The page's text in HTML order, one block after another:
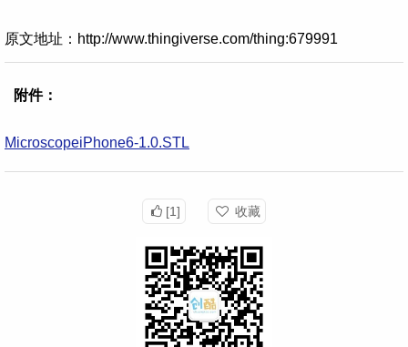
原文地址：http://www.thingiverse.com/thing:679991
附件：
MicroscopeiPhone6-1.0.STL
[1] 收藏